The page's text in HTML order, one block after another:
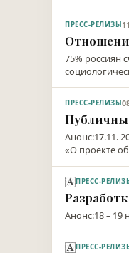
ПРЕСС-РЕЛИЗЫ
75% россиян
ПРЕСС-РЕЛИЗЫ
Анонс:17.11.
«О проекте
ПРЕСС-
Анонс:18 –
ПРЕСС-